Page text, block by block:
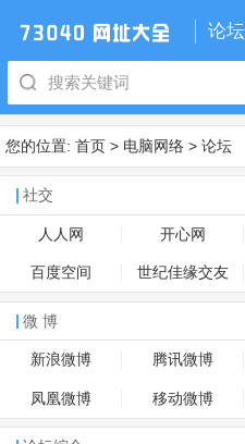
论坛
您的位置: 首页 > 电脑网络 > 论坛
社交
人人网 开心网
百度空间 世纪佳缘交友
微 博
新浪微博 腾讯微博
凤凰微博 移动微博